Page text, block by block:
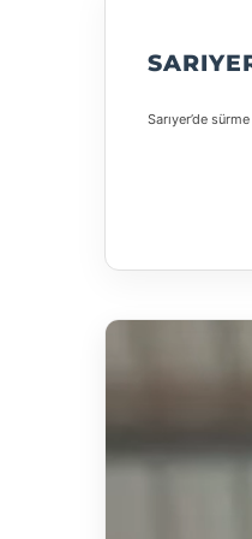
Sarıyer’de